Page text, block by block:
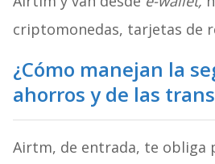
criptomonedas, tarjetas de
¿Cómo manejan la
ahorros y de las
Airtm, de entrada, te obliga